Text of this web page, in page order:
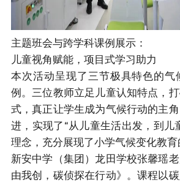
主题班会与跨学科课例展示：
儿童视角赋能，项目式学习助力
本次活动呈现了三节极具特色的气
例。三位教师立足儿童认知特点，
式，真正让学生成为气候行动的主
进，实现了“从儿童生活出发，到儿
理念，充分展现了小学气候变化教育
新安中学（集团）龙田学校张馨瑶
由我创，碳侦探在行动》。课程以